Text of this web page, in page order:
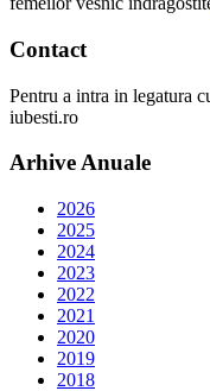
Contact
Pentru a intra in legatura
iubesti.ro
Arhive Anuale
2026
2025
2024
2023
2022
2021
2020
2019
2018